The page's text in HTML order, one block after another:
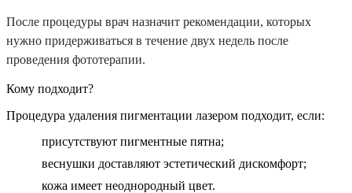
После процедуры врач назначит рекомендации, которых
нужно придерживаться в течение двух недель после
проведения фототерапии.
Кому подходит?
Процедура удаления пигментации лазером подходит, если:
присутствуют пигментные пятна;
веснушки доставляют эстетический дискомфорт;
кожа имеет неоднородный цвет.